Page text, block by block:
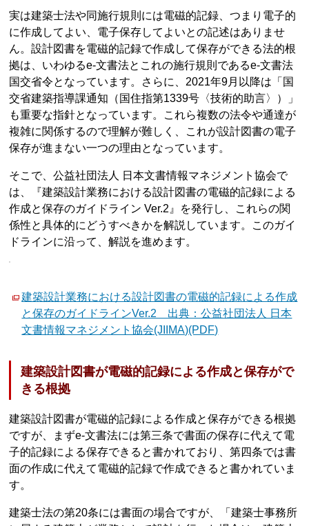
実は建築士法や同施行規則には電磁的記録、つまり電子的
に作成してよい、電子保存してよいとの記述はありませ
ん。設計図書を電磁的記録で作成して保存ができる法的根
拠は、いわゆるe-文書法とこれの施行規則であるe-文書法
国交省令となっています。さらに、2021年9月以降は「国
交省建築指導課通知（国住指第1339号〈技術的助言〉）」
も重要な指針となっています。これら複数の法令や通達が
複雑に関係するので理解が難しく、これが設計図書の電子
保存が進まない一つの理由となっています。
そこで、公益社団法人 日本文書情報マネジメント協会で
は、『建築設計業務における設計図書の電磁的記録による
作成と保存のガイドライン Ver.2』を発行し、これらの関
係性と具体的にどうすべきかを解説しています。このガイ
ドラインに沿って、解説を進めます。
建築設計業務における設計図書の電磁的記録による作成
と保存のガイドラインVer.2 出典：公益社団法人 日本
文書情報マネジメント協会(JIIMA)(PDF)
建築設計図書が電磁的記録による作成と保存がで
きる根拠
建築設計図書が電磁的記録による作成と保存ができる根拠
ですが、まずe-文書法には第三条で書面の保存に代えて電
子的記録による保存できると書かれており、第四条では書
面の作成に代えて電磁的記録で作成できると書かれていま
す。
建築士法の第20条には書面の場合ですが、「建築士事務所